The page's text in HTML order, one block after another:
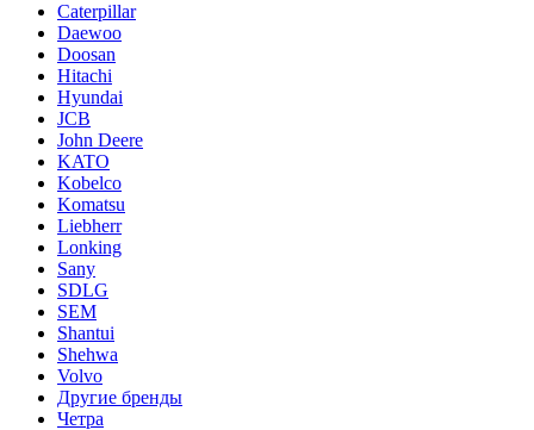
Caterpillar
Daewoo
Doosan
Hitachi
Hyundai
JCB
John Deere
KATO
Kobelco
Komatsu
Liebherr
Lonking
Sany
SDLG
SEM
Shantui
Shehwa
Volvo
Другие бренды
Четра